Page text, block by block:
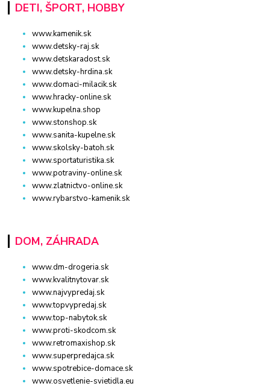
DETI, ŠPORT, HOBBY
www.kamenik.sk
www.detsky-raj.sk
www.detskaradost.sk
www.detsky-hrdina.sk
www.domaci-milacik.sk
www.hracky-online.sk
www.kupelna.shop
www.stonshop.sk
www.sanita-kupelne.sk
www.skolsky-batoh.sk
www.sportaturistika.sk
www.potraviny-online.sk
www.zlatnictvo-online.sk
www.rybarstvo-kamenik.sk
DOM, ZÁHRADA
www.dm-drogeria.sk
www.kvalitnytovar.sk
www.najvypredaj.sk
www.topvypredaj.sk
www.top-nabytok.sk
www.proti-skodcom.sk
www.retromaxishop.sk
www.superpredajca.sk
www.spotrebice-domace.sk
www.osvetlenie-svietidla.eu